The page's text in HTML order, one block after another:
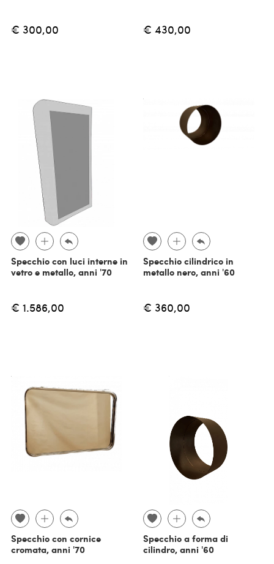
€ 300,00 € 430,00
Specchio con luci interne in
vetro e metallo, anni '70
€ 1.586,00
Specchio cilindrico in
metallo nero, anni '60
€ 360,00
Specchio con cornice
cromata, anni '70
Specchio a forma di
cilindro, anni '60